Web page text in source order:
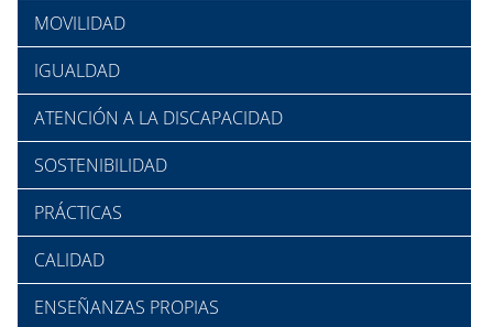
MOVILIDAD
IGUALDAD
ATENCIÓN A LA DISCAPACIDAD
SOSTENIBILIDAD
PRÁCTICAS
CALIDAD
ENSEÑANZAS PROPIAS